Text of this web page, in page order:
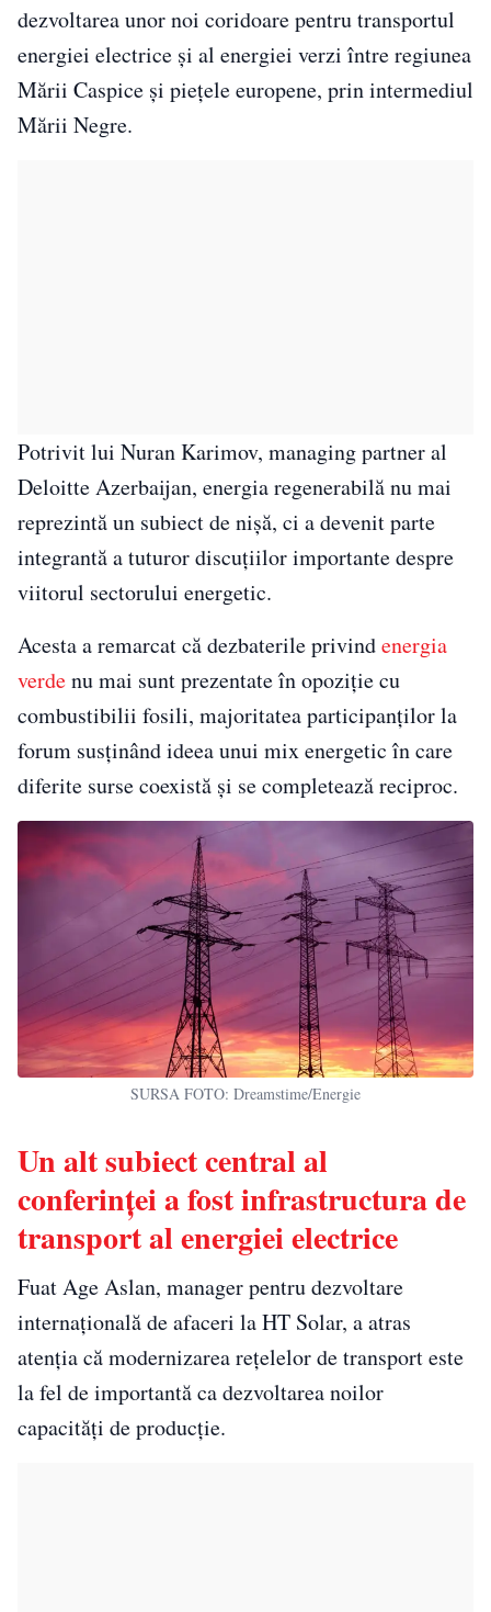
dezvoltarea unor noi coridoare pentru transportul
energiei electrice și al energiei verzi între regiunea
Mării Caspice și piețele europene, prin intermediul
Mării Negre.
Potrivit lui Nuran Karimov, managing partner al
Deloitte Azerbaijan, energia regenerabilă nu mai
reprezintă un subiect de nișă, ci a devenit parte
integrantă a tuturor discuțiilor importante despre
viitorul sectorului energetic.
Acesta a remarcat că dezbaterile privindenergia
verdenu mai sunt prezentate în opoziție cu
combustibilii fosili, majoritatea participanților la
forum susținând ideea unui mix energetic în care
diferite surse coexistă și se completează reciproc.
SURSA FOTO: Dreamstime/Energie
Un alt subiect central al
conferinței a fost infrastructura de
transport al energiei electrice
Fuat Age Aslan, manager pentru dezvoltare
internațională de afaceri la HT Solar, a atras
atenția că modernizarea rețelelor de transport este
la fel de importantă ca dezvoltarea noilor
capacități de producție.